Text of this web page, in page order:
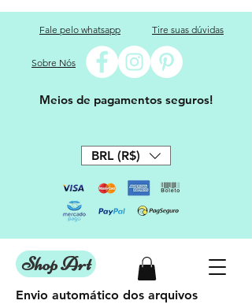
Fale pelo whatsapp Tire suas dúvidas
Sobre Nós
Meios de pagamentos seguros!
BRL (R$)
Shop Art
Envio automático dos arquivos